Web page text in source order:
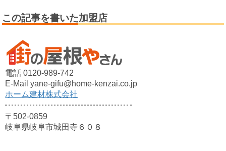
この記事を書いた加盟店
電話 0120-989-742
E-Mail yane-gifu@home-kenzai.co.jp
ホーム建材株式会社
〒502-0859
岐阜県岐阜市城田寺６０８